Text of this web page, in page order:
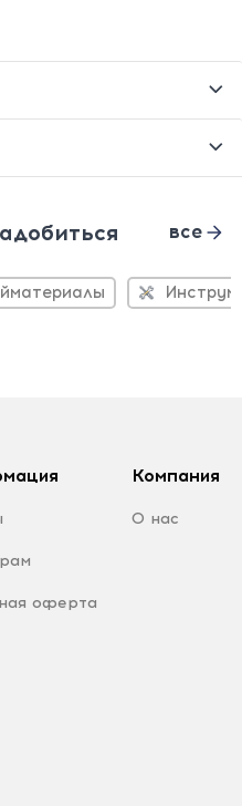
все
оферта
Компания
О нас